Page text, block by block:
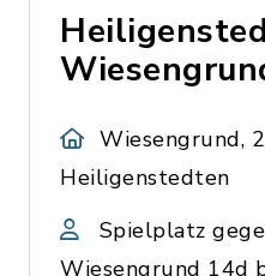
Wiesengrund,
Heiligenstedten
Spielplatz
Wiesengrund 14d